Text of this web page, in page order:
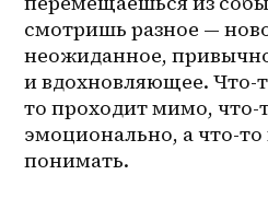
смотришь разное —
неожиданное,
и вдохновляющее. Что-
то проходит мимо,
эмоционально, а что-то
понимать.